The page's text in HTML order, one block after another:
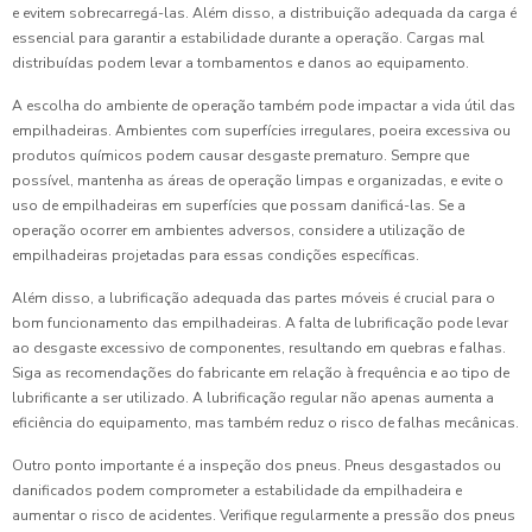
e evitem sobrecarregá-las. Além disso, a distribuição adequada da carga é
essencial para garantir a estabilidade durante a operação. Cargas mal
distribuídas podem levar a tombamentos e danos ao equipamento.
A escolha do ambiente de operação também pode impactar a vida útil das
empilhadeiras. Ambientes com superfícies irregulares, poeira excessiva ou
produtos químicos podem causar desgaste prematuro. Sempre que
possível, mantenha as áreas de operação limpas e organizadas, e evite o
uso de empilhadeiras em superfícies que possam danificá-las. Se a
operação ocorrer em ambientes adversos, considere a utilização de
empilhadeiras projetadas para essas condições específicas.
Além disso, a lubrificação adequada das partes móveis é crucial para o
bom funcionamento das empilhadeiras. A falta de lubrificação pode levar
ao desgaste excessivo de componentes, resultando em quebras e falhas.
Siga as recomendações do fabricante em relação à frequência e ao tipo de
lubrificante a ser utilizado. A lubrificação regular não apenas aumenta a
eficiência do equipamento, mas também reduz o risco de falhas mecânicas.
Outro ponto importante é a inspeção dos pneus. Pneus desgastados ou
danificados podem comprometer a estabilidade da empilhadeira e
aumentar o risco de acidentes. Verifique regularmente a pressão dos pneus